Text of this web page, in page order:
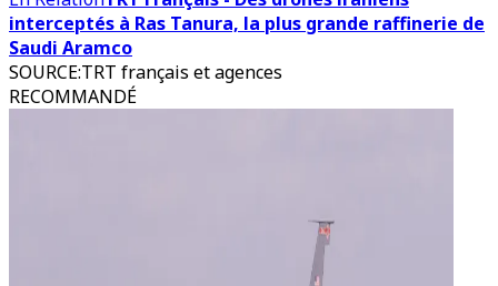
interceptés à Ras Tanura, la plus grande raffinerie de
Saudi Aramco
SOURCE:TRT français et agences
RECOMMANDÉ